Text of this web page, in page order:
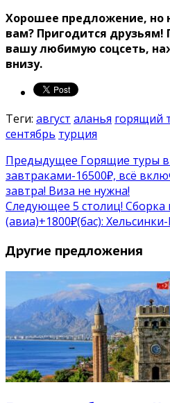
Хорошее предложение, но
вам? Пригодится друзьям!
вашу любимую соцсеть,
внизу.
Теги: август аланья горящий
сентябрь турция
Предыдущее Горящие туры
завтраками-16500₽, всё
завтра! Виза не нужна!
Следующее 5 столиц!
(авиа)+1800₽(бас):
Другие предложения